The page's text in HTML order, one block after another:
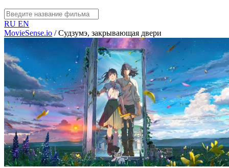
RU EN
MovieSense.io / Судзумэ, закрывающая двери